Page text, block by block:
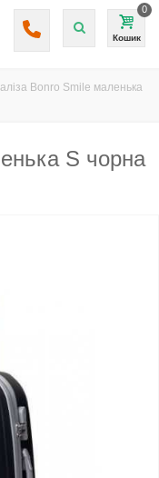
Кошик
0
Bonro Smile маленька
S чорна